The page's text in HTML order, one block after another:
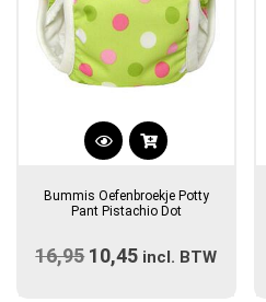
Dit
heeft
variaties.
Bummis Oefenbroekje Potty
Pant Pistachio Dot
16,95 Oorspronkelijke
10,45 Huidige
incl. BTW